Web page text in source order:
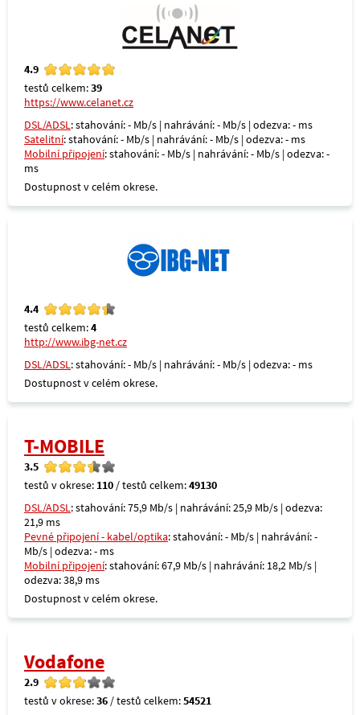
4.9
testů celkem:39
https://www.celanet.cz
DSL/ADSL: stahování: - Mb/s | nahrávání: - Mb/s | odezva: - ms
Satelitní: stahování: - Mb/s | nahrávání: - Mb/s | odezva: - ms
Mobilní připojení: stahování: - Mb/s | nahrávání: - Mb/s | odezva: -
ms
Dostupnost v celém okrese.
4.4
testů celkem:4
http://www.ibg-net.cz
DSL/ADSL: stahování: - Mb/s | nahrávání: - Mb/s | odezva: - ms
Dostupnost v celém okrese.
T-MOBILE
3.5
testů v okrese: 110 / testů celkem:49130
DSL/ADSL: stahování: 75,9 Mb/s | nahrávání: 25,9 Mb/s | odezva:
21,9 ms
Pevné připojení - kabel/optika: stahování: - Mb/s | nahrávání: -
Mb/s | odezva: - ms
Mobilní připojení: stahování: 67,9 Mb/s | nahrávání: 18,2 Mb/s |
odezva: 38,9 ms
Dostupnost v celém okrese.
Vodafone
2.9
testů v okrese:36 / testů celkem:54521